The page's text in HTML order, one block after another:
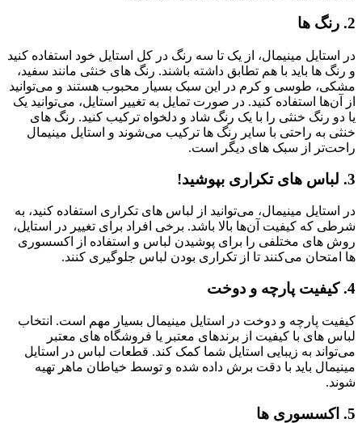
2. رنگ ها
در استایل مینیمال، از یک تا سه رنگ در کل استایل خود استفاده کنید
و رنگ ها باید با هم تطابق داشته باشند. رنگ های خنثی مانند سفید،
مشکی، طوسی و کرم در این سبک بسیار محبوب هستند و می‌توانید
از آن‌ها استفاده کنید. در صورت تمایل به تغییر استایل، می‌توانید یک
یا دو رنگ خنثی را با یک رنگ شاد و دلخواه ترکیب کنید. رنگ های
خنثی به راحتی با سایر رنگ ها ترکیب می‌شوند و استایل مینیمال
راحت‌تر از سبک های دیگر است.
3. لباس های تکراری بپوشید!
در استایل مینیمال، می‌توانید از لباس های تکراری استفاده کنید، به
شرطی که کیفیت آن‌ها بالا باشد. برخی افراد برای تغییر در استایل،
روش های مختلفی را برای پوشیدن لباس و استفاده از اکسسوری
ها امتحان می‌کنند تا از تکراری بودن لباس جلوگیری کنند.
4. کیفیت پارچه و دوخت
کیفیت پارچه و دوخت در استایل مینیمال بسیار مهم است. انتخاب
لباس های با کیفیت از برندهای معتبر یا فروشگاه های معتبر
می‌تواند به زیبایی استایل شما کمک کند. قطعات لباس در استایل
مینیمال باید با دقت برش داده شده و توسط خیاطان ماهر تهیه
شوند.
5. اکسسوری ها